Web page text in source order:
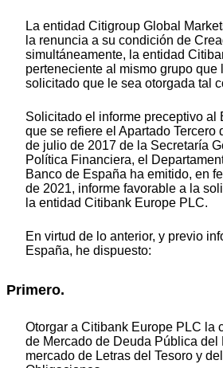
La entidad Citigroup Global
la renuncia a su condición de
simultáneamente, la entidad
perteneciente al mismo grupo que
solicitado que le sea otorgada tal
Solicitado el informe preceptivo al
que se refiere el Apartado Tercero
de julio de 2017 de la Secretaría
Política Financiera, el
Banco de España ha emitido, en
de 2021, informe favorable a la
la entidad Citibank Europe PLC.
En virtud de lo anterior, y previo
España, he dispuesto:
Primero.
Otorgar a Citibank Europe PLC la
de Mercado de Deuda Pública del
mercado de Letras del Tesoro y